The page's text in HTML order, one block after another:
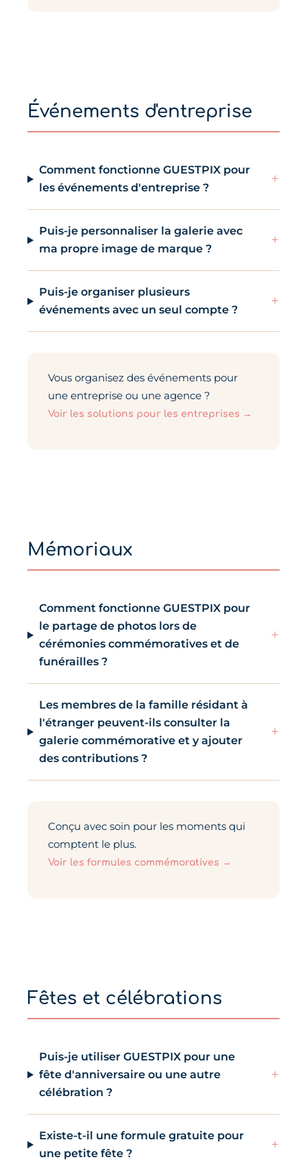
Événements d'entreprise
Comment fonctionne GUESTPIX pour
les événements d'entreprise ?
+
Puis-je personnaliser la galerie avec
ma propre image de marque ?
+
Puis-je organiser plusieurs
événements avec un seul compte ?
+
Vous organisez des événements pour
une entreprise ou une agence ?
Voir les solutions pour les entreprises →
Mémoriaux
Comment fonctionne GUESTPIX pour
le partage de photos lors de
cérémonies commémoratives et de
funérailles ?
+
Les membres de la famille résidant à
l'étranger peuvent-ils consulter la
galerie commémorative et y ajouter
des contributions ?
+
Conçu avec soin pour les moments qui
comptent le plus.
Voir les formules commémoratives →
Fêtes et célébrations
Puis-je utiliser GUESTPIX pour une
fête d'anniversaire ou une autre
célébration ?
+
Existe-t-il une formule gratuite pour
une petite fête ?
+